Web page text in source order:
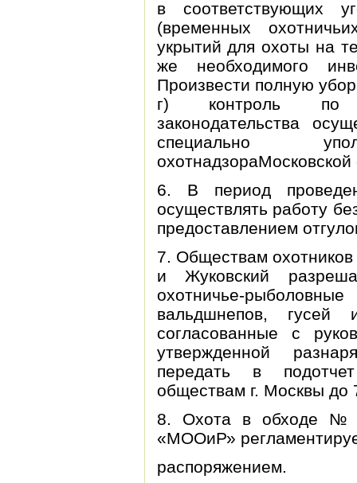
в соответствующих
(временных
укрытий для охоты на
же необходимого
Произвести полную
г) контроль по
законодательства
специально
охотнадзораМосковской
6. В период
осуществлять работу
предоставлением
7. Обществам
и Жуковский
охотничье-
вальдшнепов,
согласованные с
утвержденной
передать в
обществам г. Москвы до
8. Охота в обходе №
«МООиР»
распоряжением.